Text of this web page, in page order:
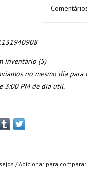
inventário (5)
no mesmo dia para
3:00 PM de dia util.
/Adicionar para comparar